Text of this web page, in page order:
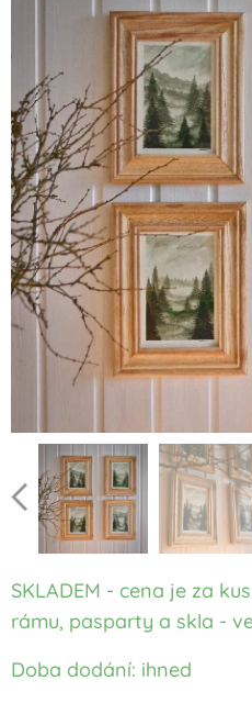
Aktuálně zasíláme v těchto
ve
SKLADEM - cena je za
rámu, pasparty a skla -
Doba dodání: ihned